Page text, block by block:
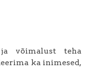
võimalust teha
ka inimesed,